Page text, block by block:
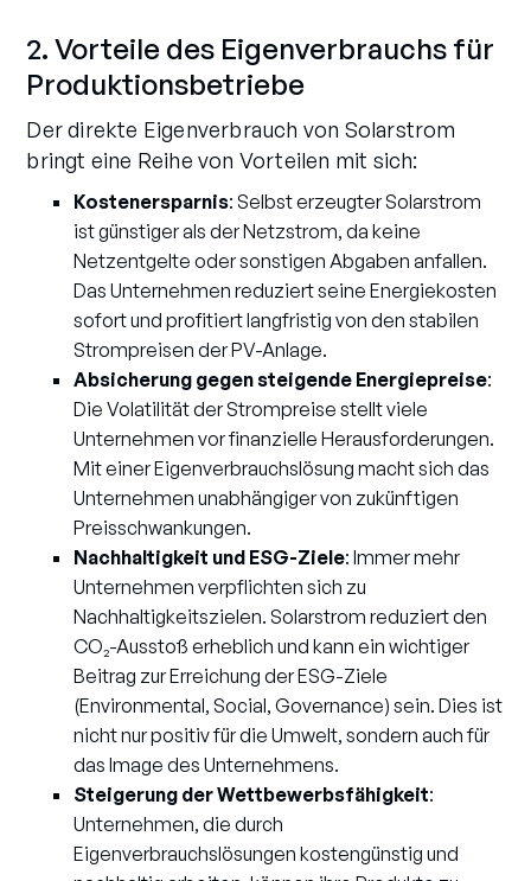
2. Vorteile des Eigenverbrauchs für
Produktionsbetriebe
Der direkte Eigenverbrauch von Solarstrom
bringt eine Reihe von Vorteilen mit sich:
Kostenersparnis: Selbst erzeugter Solarstrom
ist günstiger als der Netzstrom, da keine
Netzentgelte oder sonstigen Abgaben anfallen.
Das Unternehmen reduziert seine Energiekosten
sofort und profitiert langfristig von den stabilen
Strompreisen der PV-Anlage.
Absicherung gegen steigende Energiepreise:
Die Volatilität der Strompreise stellt viele
Unternehmen vor finanzielle Herausforderungen.
Mit einer Eigenverbrauchslösung macht sich das
Unternehmen unabhängiger von zukünftigen
Preisschwankungen.
Nachhaltigkeit und ESG-Ziele: Immer mehr
Unternehmen verpflichten sich zu
Nachhaltigkeitszielen. Solarstrom reduziert den
CO₂-Ausstoß erheblich und kann ein wichtiger
Beitrag zur Erreichung der ESG-Ziele
(Environmental, Social, Governance) sein. Dies ist
nicht nur positiv für die Umwelt, sondern auch für
das Image des Unternehmens.
Steigerung der Wettbewerbsfähigkeit:
Unternehmen, die durch
Eigenverbrauchslösungen kostengünstig und